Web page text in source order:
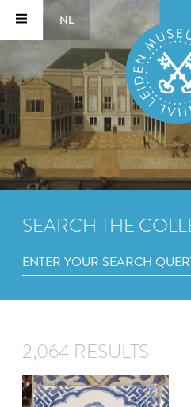
NL
SEARCH THE
2,064 RESULTS